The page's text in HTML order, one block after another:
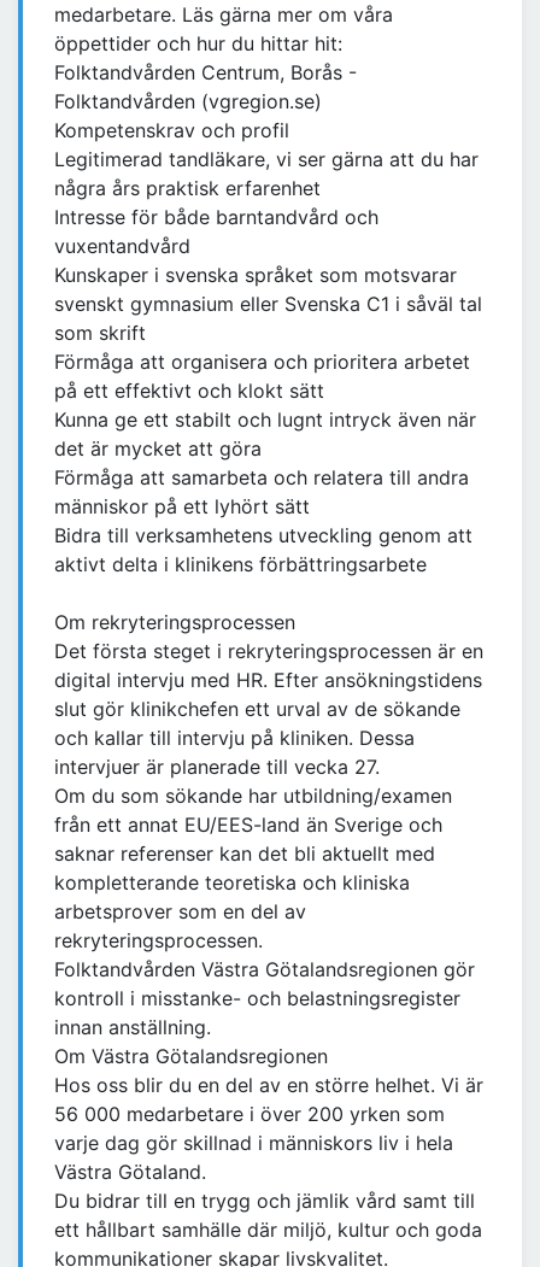
medarbetare. Läs gärna mer om våra
öppettider och hur du hittar hit:
Folktandvården Centrum, Borås -
Folktandvården (vgregion.se)
Kompetenskrav och profil
Legitimerad tandläkare, vi ser gärna att du har
några års praktisk erfarenhet
Intresse för både barntandvård och
vuxentandvård
Kunskaper i svenska språket som motsvarar
svenskt gymnasium eller Svenska C1 i såväl tal
som skrift
Förmåga att organisera och prioritera arbetet
på ett effektivt och klokt sätt
Kunna ge ett stabilt och lugnt intryck även när
det är mycket att göra
Förmåga att samarbeta och relatera till andra
människor på ett lyhört sätt
Bidra till verksamhetens utveckling genom att
aktivt delta i klinikens förbättringsarbete
Om rekryteringsprocessen
Det första steget i rekryteringsprocessen är en
digital intervju med HR. Efter ansökningstidens
slut gör klinikchefen ett urval av de sökande
och kallar till intervju på kliniken. Dessa
intervjuer är planerade till vecka 27.
Om du som sökande har utbildning/examen
från ett annat EU/EES-land än Sverige och
saknar referenser kan det bli aktuellt med
kompletterande teoretiska och kliniska
arbetsprover som en del av
rekryteringsprocessen.
Folktandvården Västra Götalandsregionen gör
kontroll i misstanke- och belastningsregister
innan anställning.
Om Västra Götalandsregionen
Hos oss blir du en del av en större helhet. Vi är
56 000 medarbetare i över 200 yrken som
varje dag gör skillnad i människors liv i hela
Västra Götaland.
Du bidrar till en trygg och jämlik vård samt till
ett hållbart samhälle där miljö, kultur och goda
kommunikationer skapar livskvalitet.